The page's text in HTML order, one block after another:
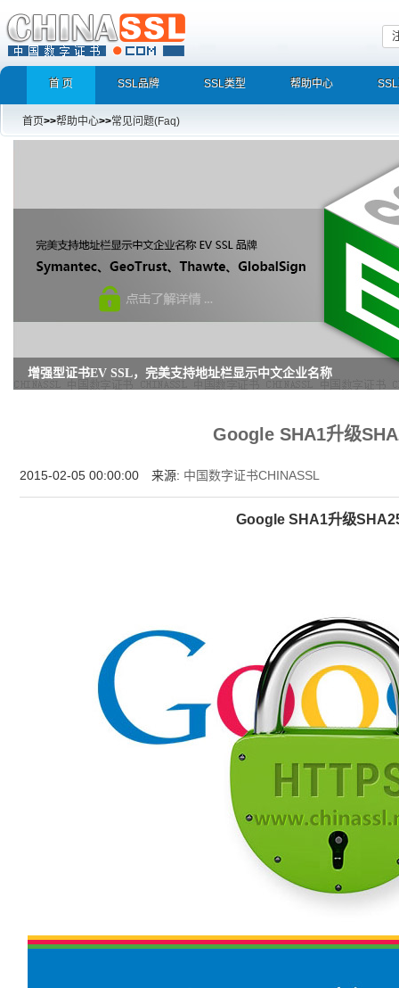
首 页 SSL品牌 SSL类型 帮助中心
首页>>帮助中心>>常见问题(Faq)
HTTPS今天你用了吗？
Google SHA1升级
2015-02-05 00:00:00 来源: 中国数字证书CHINASSL
Google SHA1升级